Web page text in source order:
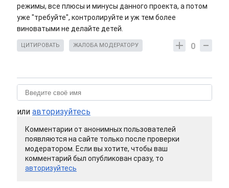
режимы, все плюсы и минусы данного проекта, а потом
уже "требуйте", контролируйте и уж тем более
виноватыми не делайте детей.
0
ЦИТИРОВАТЬ ЖАЛОБА МОДЕРАТОРУ
или авторизуйтесь
Комментарии от анонимных пользователей
появляются на сайте только после проверки
модератором. Если вы хотите, чтобы ваш
комментарий был опубликован сразу, то
авторизуйтесь